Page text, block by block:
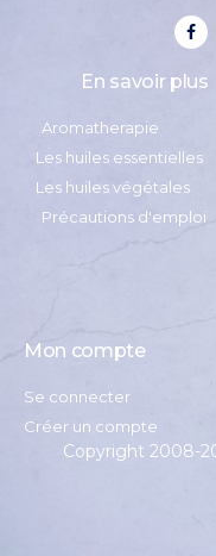
En savoir plus
Aromatherapie
Les huiles essentielles
Les huiles végétales
Précautions d'emploi
Mon compte
Se connecter
Créer un compte
Copyright 2008-